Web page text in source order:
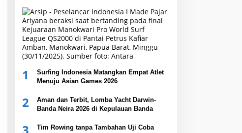
1
Surfing Indonesia Matangkan Empat Atlet
Menuju Asian Games 2026
2
Aman dan Terbit, Lomba Yacht Darwin-
Banda Neira 2026 di Kepulauan Banda
Tim Rowing tanpa Tambahan Uji Coba